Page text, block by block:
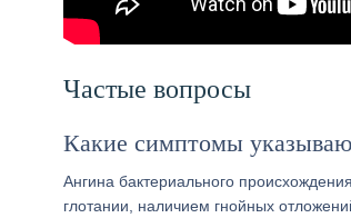
Частые вопросы
Какие симптомы
Ангина бактериального
глотании, наличием гнойных